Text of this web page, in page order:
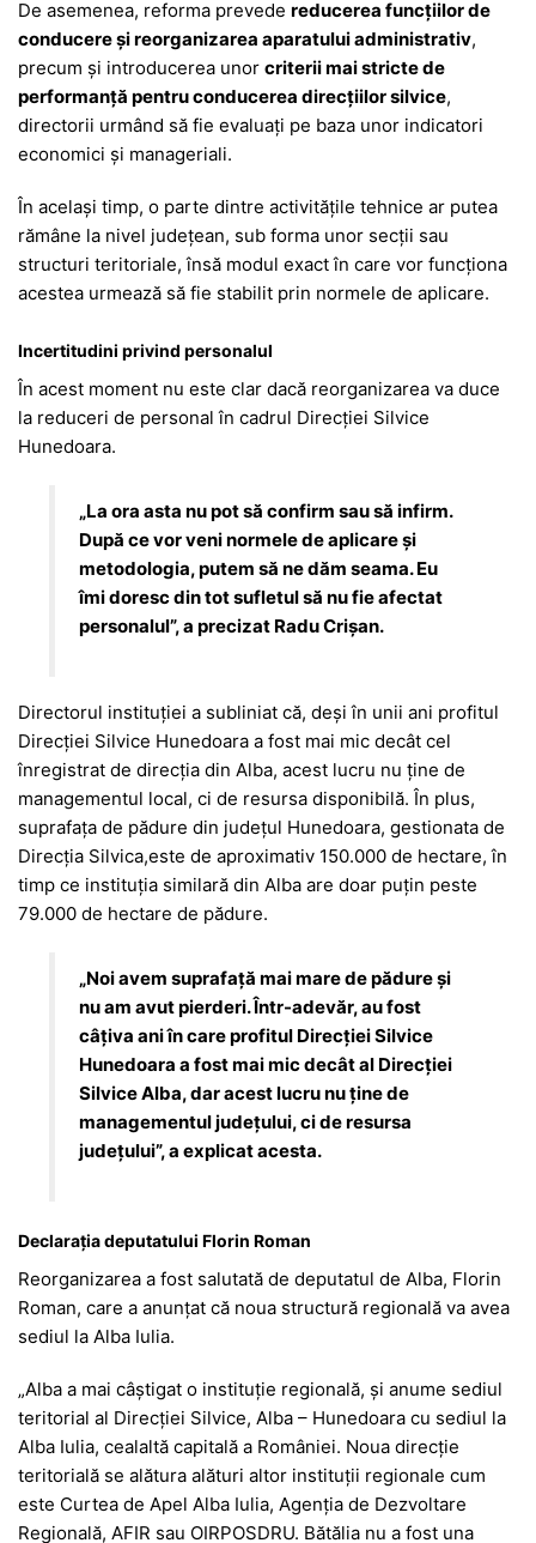
De asemenea, reforma prevede reducerea funcțiilor de
conducere și reorganizarea aparatului administrativ,
precum și introducerea unor criterii mai stricte de
performanță pentru conducerea direcțiilor silvice,
directorii urmând să fie evaluați pe baza unor indicatori
economici și manageriali.
În același timp, o parte dintre activitățile tehnice ar putea
rămâne la nivel județean, sub forma unor secții sau
structuri teritoriale, însă modul exact în care vor funcționa
acestea urmează să fie stabilit prin normele de aplicare.
Incertitudini privind personalul
În acest moment nu este clar dacă reorganizarea va duce
la reduceri de personal în cadrul Direcției Silvice
Hunedoara.
„La ora asta nu pot să confirm sau să infirm.
După ce vor veni normele de aplicare și
metodologia, putem să ne dăm seama. Eu
îmi doresc din tot sufletul să nu fie afectat
personalul”, a precizat Radu Crișan.
Directorul instituției a subliniat că, deși în unii ani profitul
Direcției Silvice Hunedoara a fost mai mic decât cel
înregistrat de direcția din Alba, acest lucru nu ține de
managementul local, ci de resursa disponibilă. În plus,
suprafața de pădure din județul Hunedoara, gestionata de
Direcția Silvica,este de aproximativ 150.000 de hectare, în
timp ce instituția similară din Alba are doar puțin peste
79.000 de hectare de pădure.
„Noi avem suprafață mai mare de pădure și
nu am avut pierderi. Într-adevăr, au fost
câțiva ani în care profitul Direcției Silvice
Hunedoara a fost mai mic decât al Direcției
Silvice Alba, dar acest lucru nu ține de
managementul județului, ci de resursa
județului”, a explicat acesta.
Declarația deputatului Florin Roman
Reorganizarea a fost salutată de deputatul de Alba, Florin
Roman, care a anunțat că noua structură regională va avea
sediul la Alba Iulia.
„Alba a mai câștigat o instituție regională, și anume sediul
teritorial al Direcției Silvice, Alba – Hunedoara cu sediul la
Alba Iulia, cealaltă capitală a României. Noua direcție
teritorială se alătura alături altor instituții regionale cum
este Curtea de Apel Alba Iulia, Agenția de Dezvoltare
Regională, AFIR sau OIRPOSDRU. Bătălia nu a fost una